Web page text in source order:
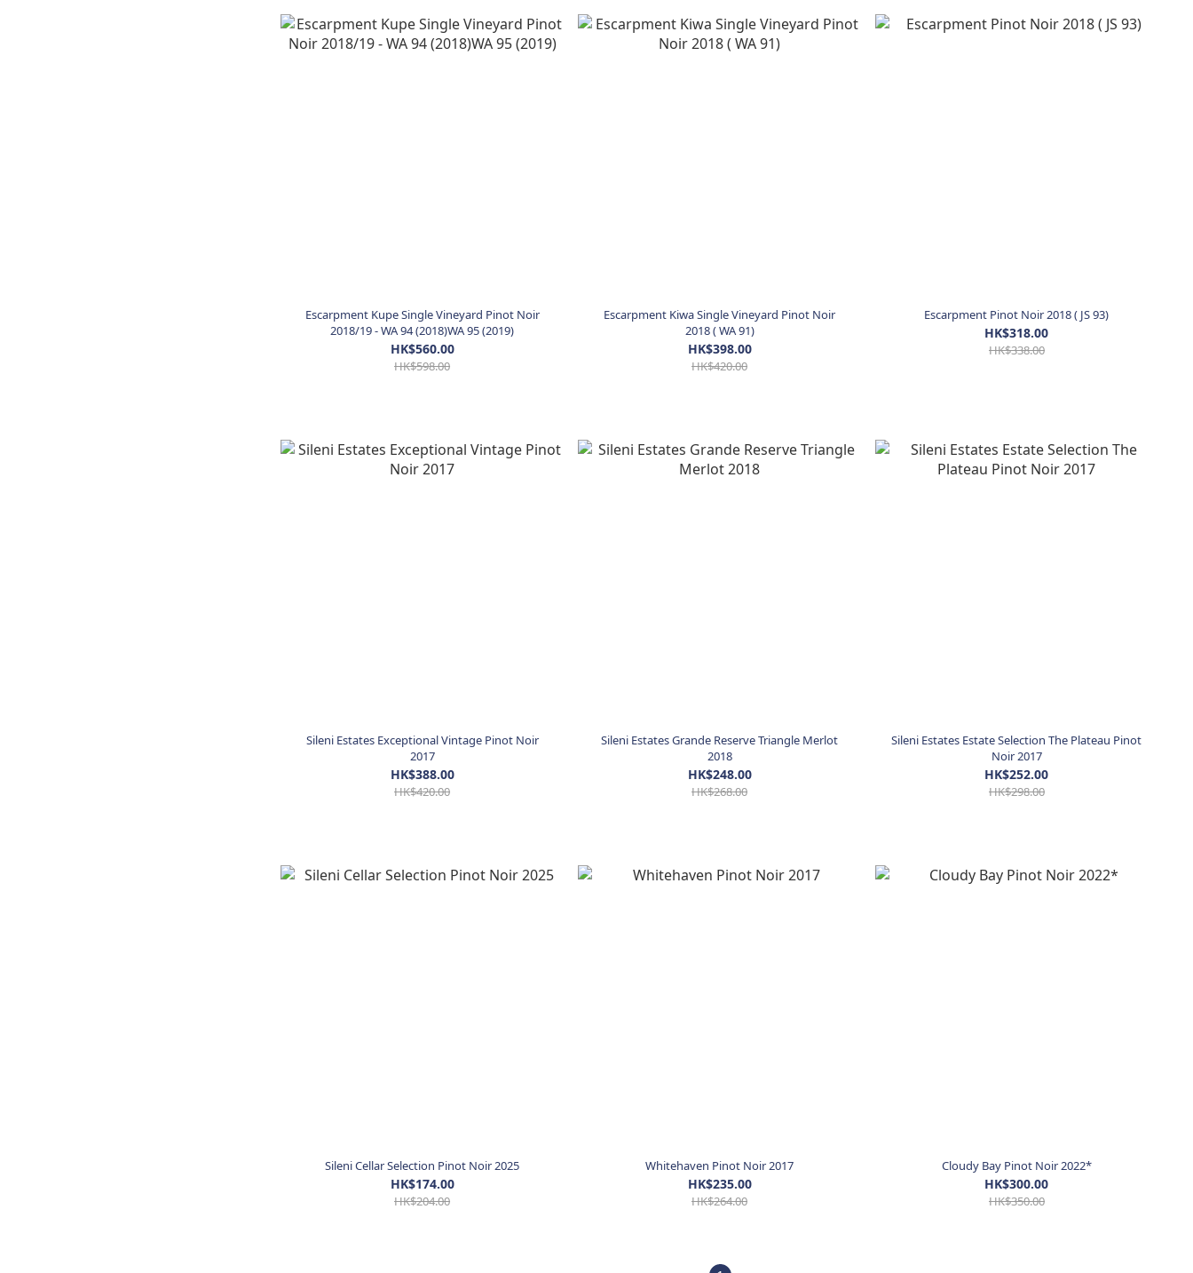
Escarpment Kupe Single Vineyard Pinot Noir
2018/19 - WA 94 (2018)WA 95 (2019)
HK$560.00
HK$598.00
Escarpment Kiwa Single Vineyard Pinot Noir
2018 ( WA 91)
HK$398.00
HK$420.00
Escarpment Pinot Noir 2018 ( JS 93)
HK$318.00
HK$338.00
Sileni Estates Exceptional Vintage Pinot Noir
2017
HK$388.00
HK$420.00
Sileni Estates Grande Reserve Triangle Merlot
2018
HK$248.00
HK$268.00
Sileni Estates Estate Selection The Plateau Pinot
Noir 2017
HK$252.00
HK$298.00
Sileni Cellar Selection Pinot Noir 2025
HK$174.00
HK$204.00
Whitehaven Pinot Noir 2017
HK$235.00
HK$264.00
Cloudy Bay Pinot Noir 2022*
HK$300.00
HK$350.00